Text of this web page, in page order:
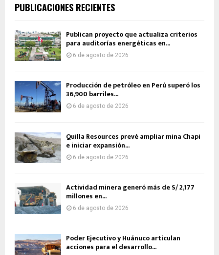
PUBLICACIONES RECIENTES
Publican proyecto que actualiza criterios
para auditorías energéticas en...
6 de agosto de 2026
Producción de petróleo en Perú superó los
36,900 barriles...
6 de agosto de 2026
Quilla Resources prevé ampliar mina Chapi
e iniciar expansión...
6 de agosto de 2026
Actividad minera generó más de S/ 2,177
millones en...
6 de agosto de 2026
Poder Ejecutivo y Huánuco articulan
acciones para el desarrollo...